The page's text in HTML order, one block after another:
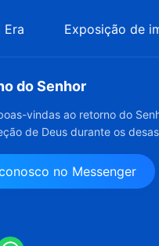
Era Exposição de
do Senhor
vindas ao retorno do
de Deus durante os
no Messenger